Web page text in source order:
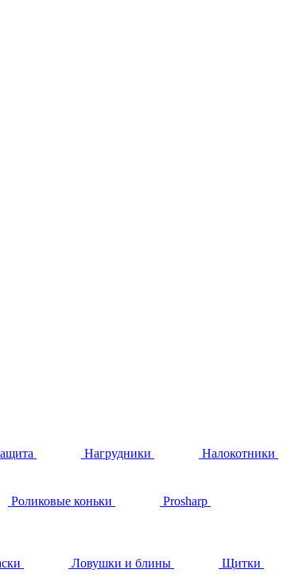
Нагрудники Налокотники
Роликовые коньки
Prosharp
Ловушки и блины Щитки